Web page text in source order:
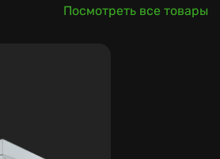
Посмотреть все товары